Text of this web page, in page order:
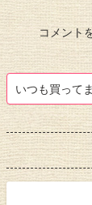
コメント
いつも買って